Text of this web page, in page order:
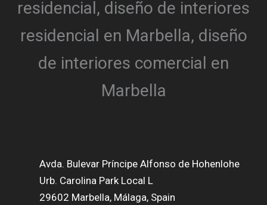
Avda. Bulevar Príncipe Alfonso de Hohenlohe
Urb. Carolina Park Local L
29602 Marbella, Málaga, Spain